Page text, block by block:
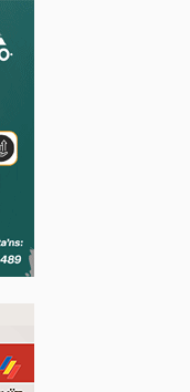
un 12%